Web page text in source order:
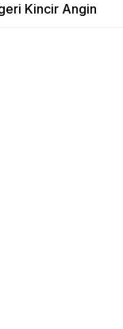
Kincir Angin